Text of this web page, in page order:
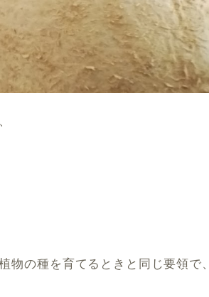
物の種を育てるときと同じ要領で、